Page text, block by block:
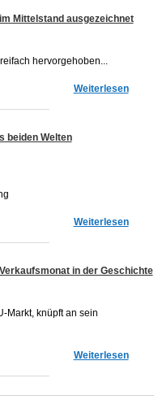
Mittelstand ausgezeichnet
hervorgehoben...
Weiterlesen
beiden Welten
Weiterlesen
in der Geschichte
Markt, knüpft an sein
Weiterlesen